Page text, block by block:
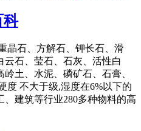
科
晶石、方解石、钾长石、滑
云石、莹石、石灰、活性白
土、水泥、磷矿石、石膏、
度 不大于级,湿度在6%以下的
建筑等行业280多种物料的高